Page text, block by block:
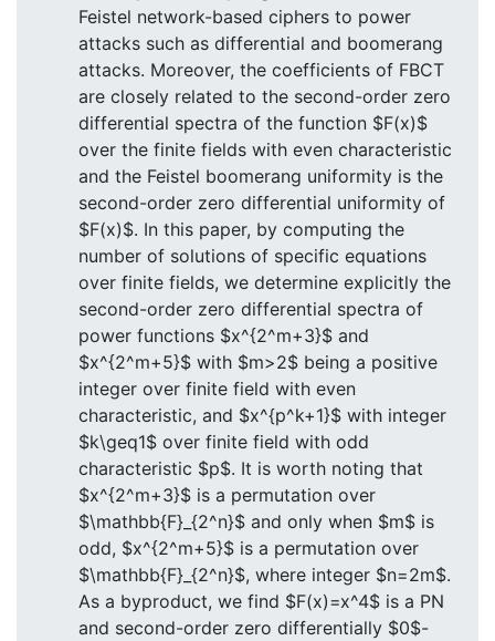
Feistel network-based ciphers to power
attacks such as differential and boomerang
attacks. Moreover, the coefficients of FBCT
are closely related to the second-order zero
differential spectra of the function $F(x)$
over the finite fields with even characteristic
and the Feistel boomerang uniformity is the
second-order zero differential uniformity of
$F(x)$. In this paper, by computing the
number of solutions of specific equations
over finite fields, we determine explicitly the
second-order zero differential spectra of
power functions $x^{2^m+3}$ and
$x^{2^m+5}$ with $m>2$ being a positive
integer over finite field with even
characteristic, and $x^{p^k+1}$ with integer
$k\geq1$ over finite field with odd
characteristic $p$. It is worth noting that
$x^{2^m+3}$ is a permutation over
$\mathbb{F}_{2^n}$ and only when $m$ is
odd, $x^{2^m+5}$ is a permutation over
$\mathbb{F}_{2^n}$, where integer $n=2m$.
As a byproduct, we find $F(x)=x^4$ is a PN
and second-order zero differentially $0$-